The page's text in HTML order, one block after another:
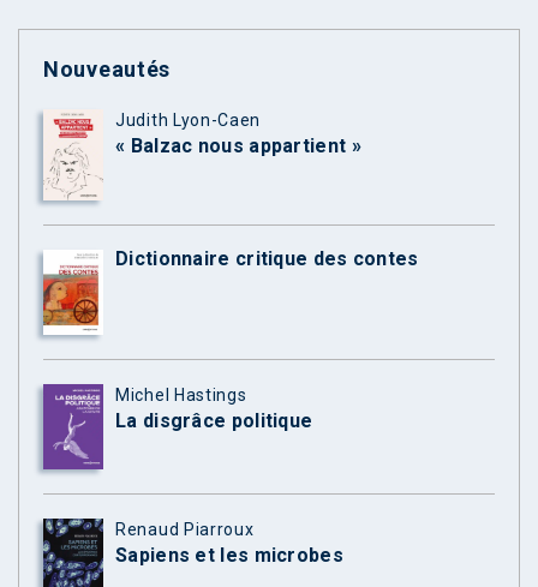
Nouveautés
Judith Lyon-Caen
« Balzac nous appartient »
Dictionnaire critique des contes
Michel Hastings
La disgrâce politique
Renaud Piarroux
Sapiens et les microbes